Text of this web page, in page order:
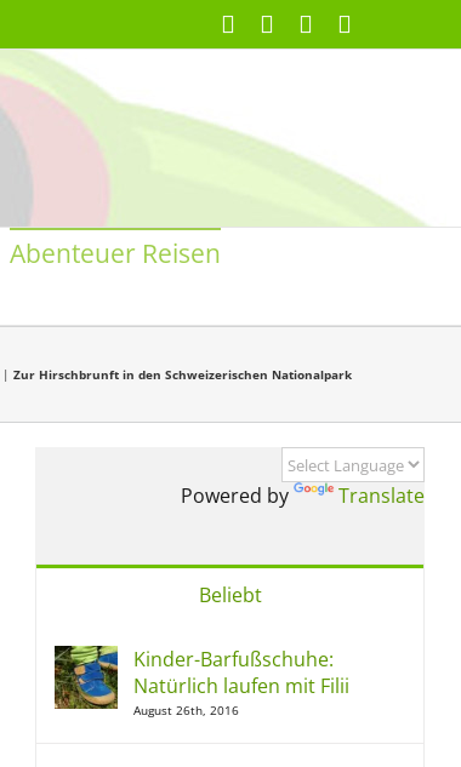
Facebook Instagram
Abenteuer Reisen
| Zur Hirschbrunft in den Schweizerischen Nationalpark
Powered by Translate
Beliebt
Kinder-Barfußschuhe:
Natürlich laufen mit Filii
August 26th, 2016